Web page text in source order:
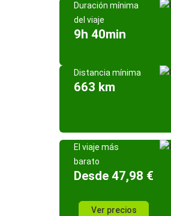
Duración mínima
del viaje
9h 40min
Distancia mínima
663 km
El viaje más
barato
Desde 47,98 €
Ver precios